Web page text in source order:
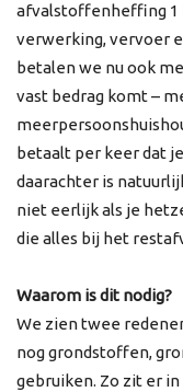
afvalstoffenheffing 1
verwerking, vervoer
betalen we nu ook
vast bedrag komt –
betaalt per keer dat
daarachter is
niet eerlijk als je
die alles bij het
Waarom is dit nodig?
We zien twee
nog grondstoffen,
gebruiken. Zo zit er